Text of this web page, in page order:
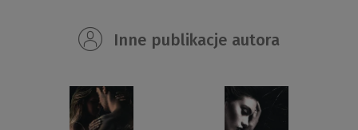
Inne publikacje autora